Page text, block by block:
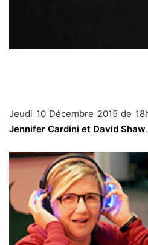
Jeudi 10 Décembre 2015 de
Jennifer Cardini et David Shaw.